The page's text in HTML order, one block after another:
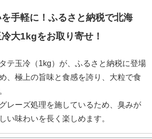
手軽に！ふるさと納税で北海
大1kgをお取り寄せ！
テ玉冷（1kg）が、ふるさと納税に登場
、極上の旨味と食感を誇り、大粒で食
レーズ処理を施しているため、臭みが
い味わいを長く楽しめます。